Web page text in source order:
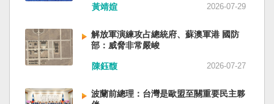
來台也是中國僑民或台灣新住民、新國民，而不
了，台灣早就是一個小而美的民主國家，不必在
國民養成過程的教育被教導成一個虛構的大國，
也不會有見證二二八事件的美國副領事葛超智
萬六千多平方公里的美麗島嶼群落，中央山脈南
北相連，四面海域環抱，是島嶼國度不是大陸國
所只是學校體育館或公共禮堂，提供基本收容功
活便利性，民眾自然可能對撤離有所抗拒。 因
此，現代防災不能只是「把人帶離危險區域」，
而要建立讓人民相信「離開家後仍能受到妥善照
障礙者等需求，包括降溫設備、電力備援、醫療
支援與基本生活品質。 在重大災害應變中，台灣
黃靖媗 2026-07-29
解放軍演練攻占總統府、蘇澳軍港 國防
部：威脅非常嚴峻
陳鈺馥 2026-07-27
波蘭前總理：台灣是歐盟至關重要民主夥